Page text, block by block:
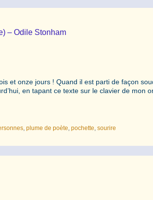
– Odile Stonham
et onze jours ! Quand il est parti de façon
en tapant ce texte sur le clavier de mon
,plume de poète ,pochette ,sourire